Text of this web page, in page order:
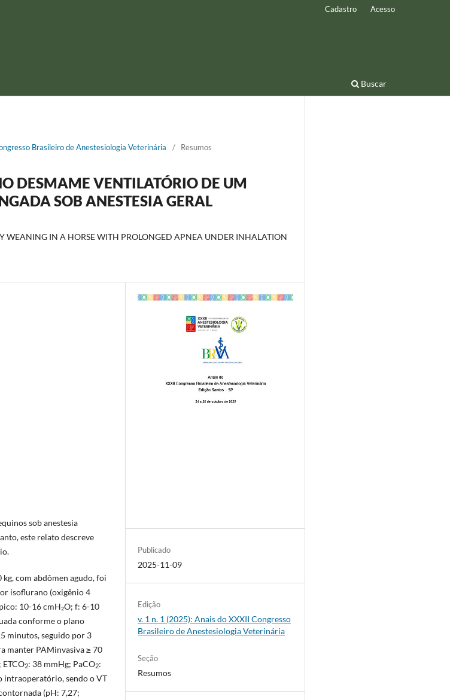
Buscar
Cadastro Acesso
Brasileiro de Anestesiologia Veterinária / Resumos
DESMAME VENTILATÓRIO DE UM
SOB ANESTESIA GERAL
WEANING IN A HORSE WITH PROLONGED APNEA UNDER INHALATION
sob anestesia
este relato descreve
com abdômen agudo, foi
isoflurano (oxigênio 4
10-16 cmH₂O; f: 6-10
conforme o plano
minutos, seguido por 3
manter PAMinvasiva ≥ 70
2: 38 mmHg; PaCO2:
intraoperatório, sendo o VT
(pH: 7,27;
Publicado
2025-11-09
Edição
v. 1 n. 1 (2025): Anais do XXXII Congresso
Brasileiro de Anestesiologia Veterinária
Seção
Resumos